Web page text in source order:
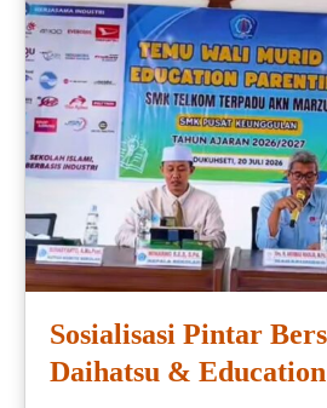
Sosialisasi Pintar
Daihatsu &